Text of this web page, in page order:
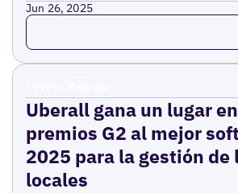
Jun 26, 2025
Read more
Uberall gana un lugar
premios G2 al mejor
2025 para la gestión de
locales